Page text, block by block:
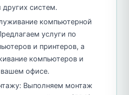
систем.
компьютерной
услуги по
и принтеров, а
компьютеров и
офисе.
Выполняем монтаж